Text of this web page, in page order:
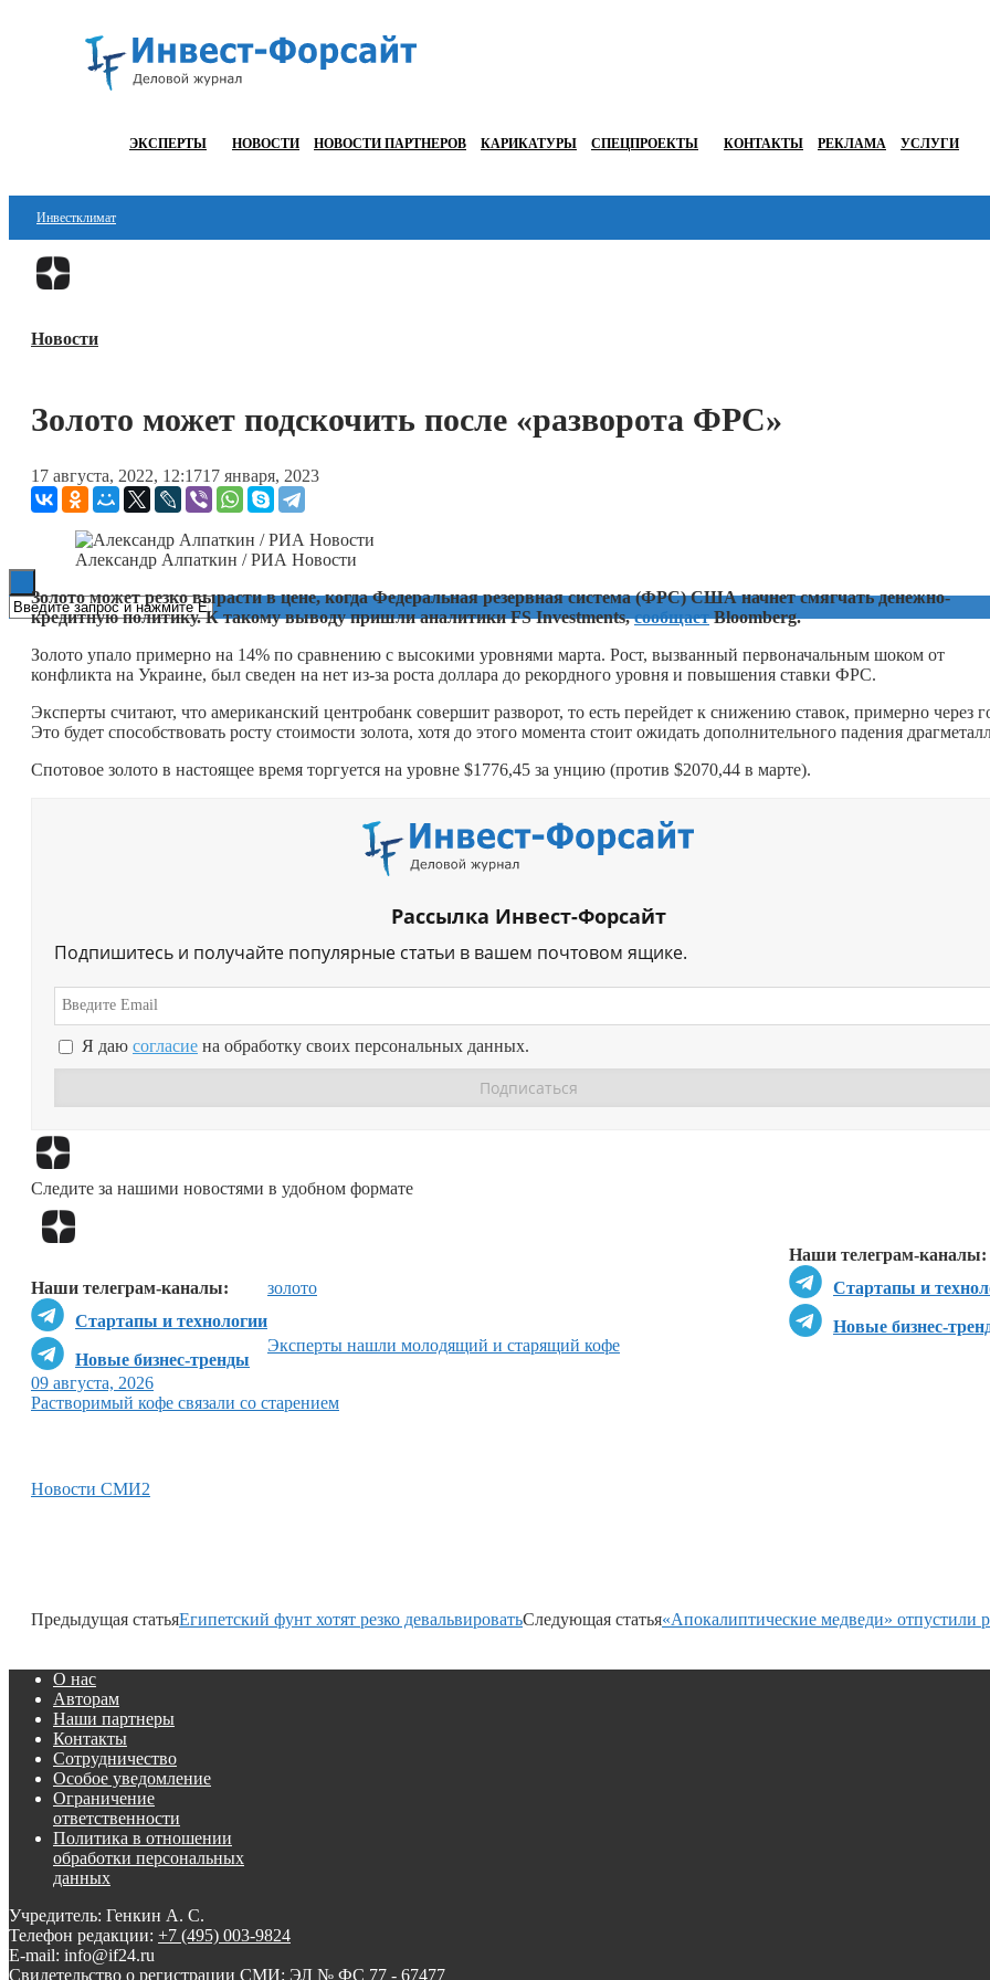
ЭКСПЕРТЫ НОВОСТИ НОВОСТИ ПАРТНЕРОВ КАРИКАТУРЫ СПЕЦПРОЕКТЫ КОНТАКТЫ РЕКЛАМА УСЛУГИ
Инвестклимат
Финансы
Блокчейн
ESG
Новости
Золото может подскочить после «разворота ФРС»
17 августа, 2022, 12:1717 января, 2023
Александр Алпаткин / РИА Новости
Золото может резко вырасти в цене, когда Федеральная резервная система (ФРС) США начнет смягчать денежно-
кредитную политику. К такому выводу пришли аналитики FS Investments,сообщаетBloomberg.
Золото упало примерно на 14% по сравнению с высокими уровнями марта. Рост, вызванный первоначальным шоком от
конфликта на Украине, был сведен на нет из-за роста доллара до рекордного уровня и повышения ставки ФРС.
Эксперты считают, что американский центробанк совершит разворот, то есть перейдет к снижению ставок, примерно через
Это будет способствовать росту стоимости золота, хотя до этого момента стоит ожидать дополнительного падения
Спотовое золото в настоящее время торгуется на уровне $1776,45 за унцию (против $2070,44 в марте).
Рассылка Инвест-Форсайт
Подпишитесь и получайте популярные статьи в вашем почтовом ящике.
Я даю согласие на обработку своих персональных данных.
Следите за нашими новостями в удобном формате
Наши телеграм-каналы:
Стартапы и
Новые бизнес-
Наши телеграм-каналы:
Стартапы и технологии
Новые бизнес-тренды
золото
Эксперты нашли молодящий и старящий кофе
09 августа, 2026
Растворимый кофе связали со старением
Новости СМИ2
Предыдущая статьяЕгипетский фунт хотят резко девальвироватьСледующая статья«Апокалиптические медведи» отпустили
О нас
Авторам
Наши партнеры
Контакты
Сотрудничество
Особое уведомление
Ограничение
ответственности
Политика в отношении
обработки персональных
данных
Учредитель: Генкин А. С.
Телефон редакции: +7 (495) 003-9824
E-mail: info@if24.ru
Свидетельство о регистрации СМИ: ЭЛ № ФС 77 - 67477